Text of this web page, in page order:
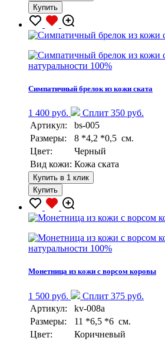
Купить
натуральности 100%
Симпатичный брелок из кожи ската
1 400 руб.
Сплит 350 руб.
Артикул:
bs-005
Размеры:
8 *4,2 *0,5 см.
Цвет:
Черный
Вид кожи: Кожа ската
Купить в 1 клик
Купить
натуральности 100%
Монетница из кожи с ворсом коровы
1 500 руб.
Сплит 375 руб.
Артикул:
kv-008a
Размеры:
11 *6,5 *6 см.
Цвет:
Коричневый